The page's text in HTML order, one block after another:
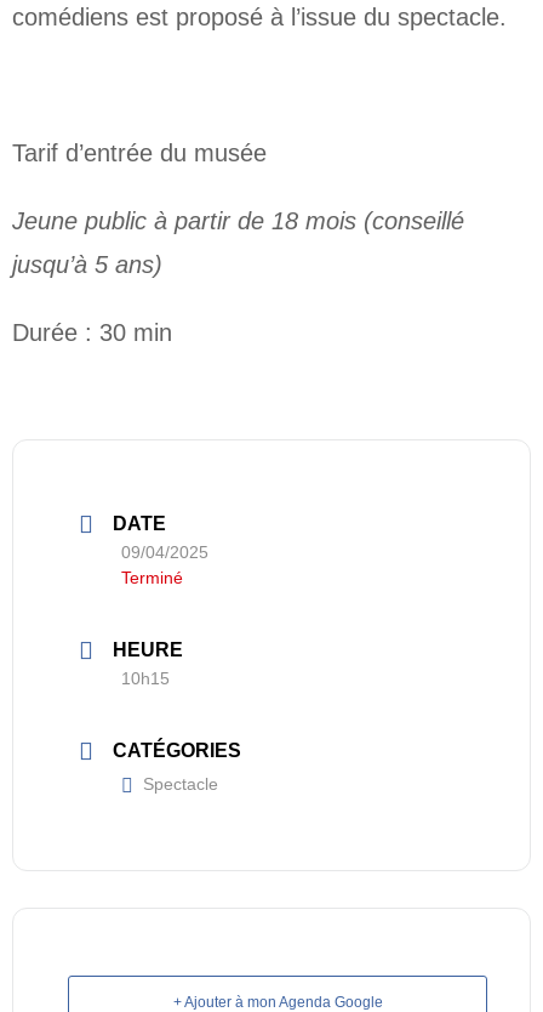
comédiens est proposé à l’issue du spectacle.
Tarif d’entrée du musée
Jeune public à partir de 18 mois (conseillé
jusqu’à 5 ans)
Durée : 30 min
DATE
09/04/2025
Terminé
HEURE
10h15
CATÉGORIES
Spectacle
+ Ajouter à mon Agenda Google